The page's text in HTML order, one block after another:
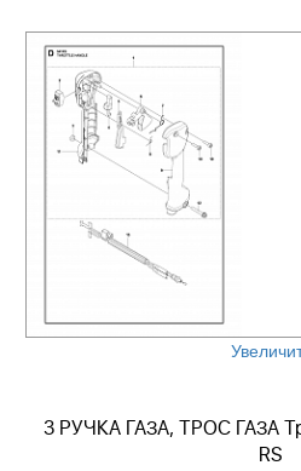
3 РУЧКА ГАЗА, ТРОС ГАЗА
RS